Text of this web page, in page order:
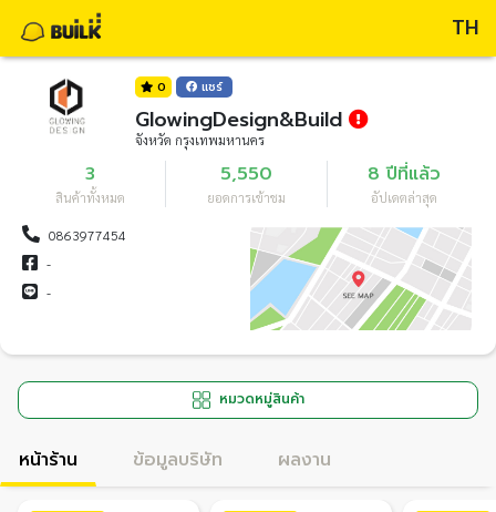
TH
0 แชร์
GlowingDesign&Build
จังหวัด กรุงเทพมหานคร
3
สินค้าทั้งหมด
5,550
ยอดการเข้าชม
8 ปีที่แล้ว
อัปเดตล่าสุด
0863977454
-
-
หมวดหมู่สินค้า
หน้าร้าน ข้อมูลบริษัท ผลงาน